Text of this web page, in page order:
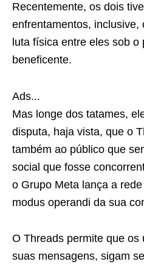
Recentemente, os dois
enfrentamentos, inclusive,
luta física entre eles sob o
beneficente.
Ads...
Mas longe dos tatames,
disputa, haja vista, que o
também ao público que
social que fosse
o Grupo Meta lança a
modus operandi da sua
O Threads permite que os
suas mensagens, sigam